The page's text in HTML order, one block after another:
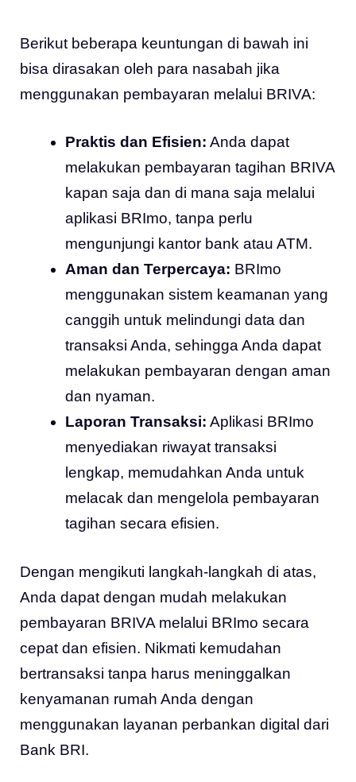
Berikut beberapa keuntungan di bawah ini
bisa dirasakan oleh para nasabah jika
menggunakan pembayaran melalui BRIVA:
Praktis dan Efisien: Anda dapat
melakukan pembayaran tagihan BRIVA
kapan saja dan di mana saja melalui
aplikasi BRImo, tanpa perlu
mengunjungi kantor bank atau ATM.
Aman dan Terpercaya: BRImo
menggunakan sistem keamanan yang
canggih untuk melindungi data dan
transaksi Anda, sehingga Anda dapat
melakukan pembayaran dengan aman
dan nyaman.
Laporan Transaksi: Aplikasi BRImo
menyediakan riwayat transaksi
lengkap, memudahkan Anda untuk
melacak dan mengelola pembayaran
tagihan secara efisien.
Dengan mengikuti langkah-langkah di atas,
Anda dapat dengan mudah melakukan
pembayaran BRIVA melalui BRImo secara
cepat dan efisien. Nikmati kemudahan
bertransaksi tanpa harus meninggalkan
kenyamanan rumah Anda dengan
menggunakan layanan perbankan digital dari
Bank BRI.